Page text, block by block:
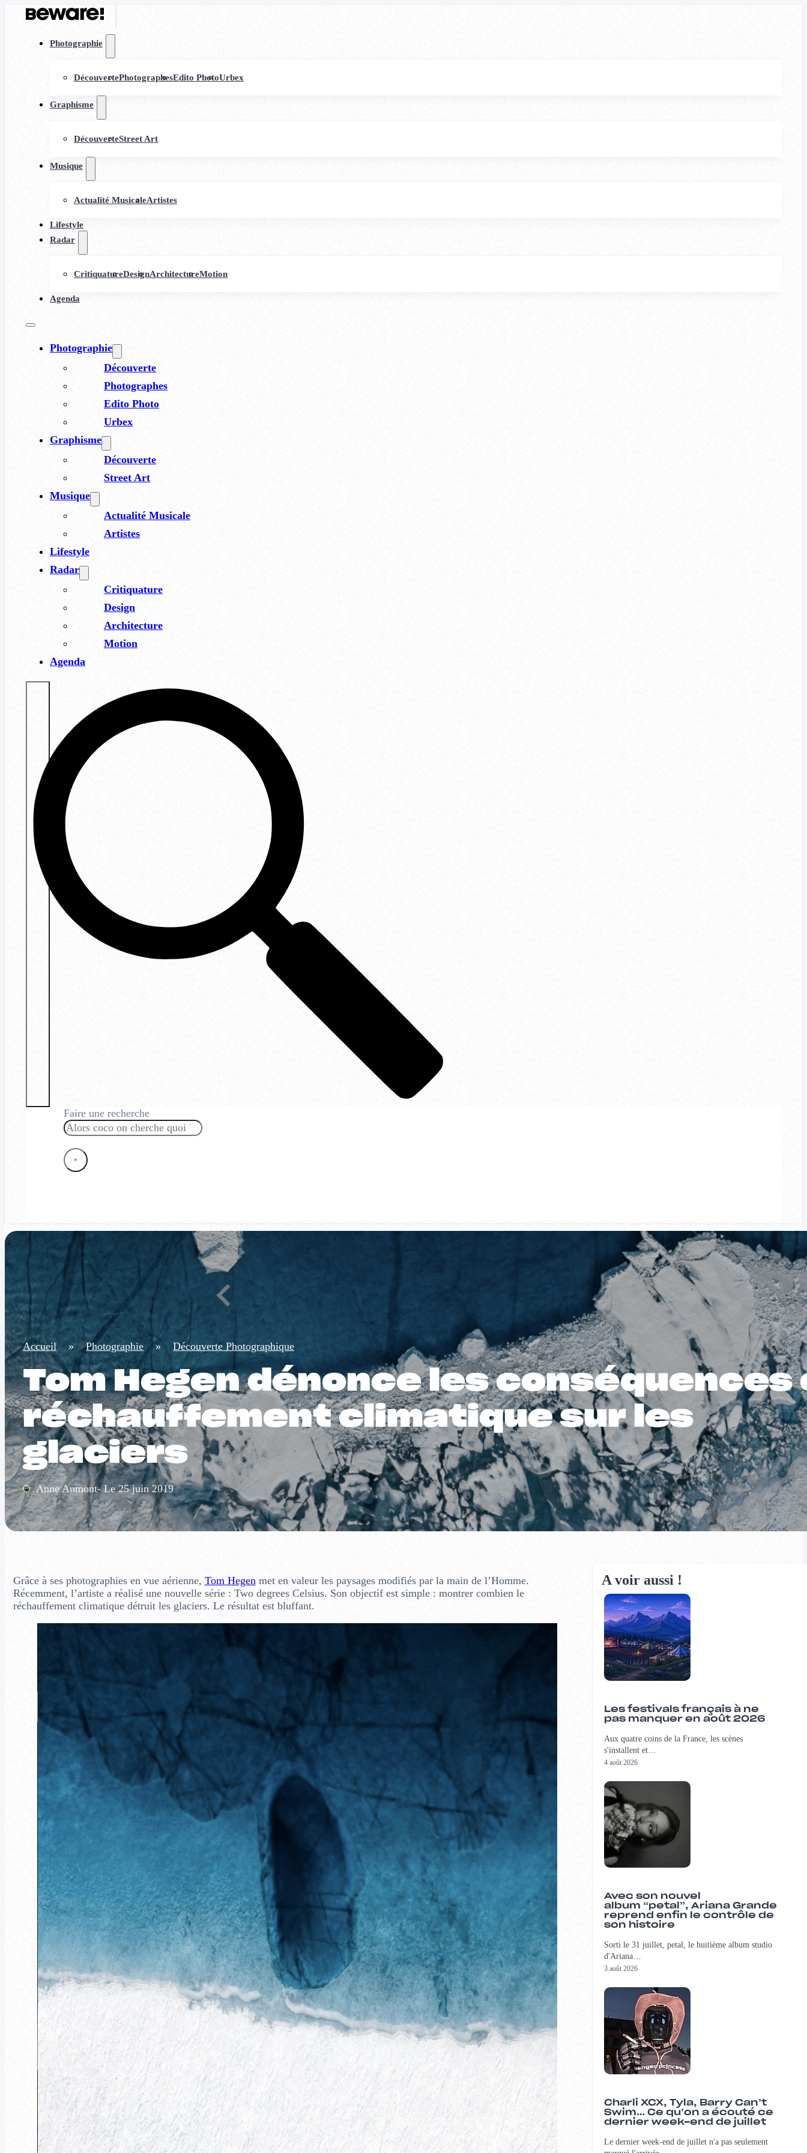
Photographie
DécouvertePhotographesEdito PhotoUrbex
Graphisme
DécouverteStreet Art
Musique
Actualité MusicaleArtistes
Lifestyle
Radar
CritiquatureDesignArchitectureMotion
Agenda
Photographie
Découverte
Photographes
Edito Photo
Urbex
Graphisme
Découverte
Street Art
Musique
Actualité Musicale
Artistes
Lifestyle
Radar
Critiquature
Design
Architecture
Motion
Agenda
Faire une recherche
Rechercher
×
Accueil » Photographie » Découverte Photographique
Tom Hegen dénonce les conséquences
réchauffement climatique sur les
glaciers
Anne Aumont- Le 25 juin 2019
Grâce à ses photographies en vue aérienne, Tom Hegen met en valeur les paysages modifiés par la main de l’Homme.
Récemment, l’artiste a réalisé une nouvelle série : Two degrees Celsius. Son objectif est simple : montrer combien le
réchauffement climatique détruit les glaciers. Le résultat est bluffant.
A voir aussi !
Les festivals français à ne
pas manquer en août 2026
Aux quatre coins de la France, les scènes
s'installent et…
4 août 2026
Avec son nouvel
album “petal”, Ariana Grande
reprend enfin le contrôle de
son histoire
Sorti le 31 juillet, petal, le huitième album studio
d'Ariana…
3 août 2026
Charli XCX, Tyla, Barry Can’t
Swim… Ce qu’on a écouté ce
dernier week-end de juillet
Le dernier week-end de juillet n'a pas seulement